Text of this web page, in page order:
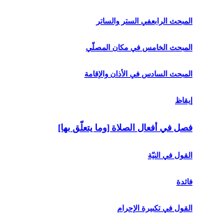
المبحث الرابع‏في الستر والساتر
المبحث الخامس ‏في مكان المصلّي‏
المبحث السادس‏ في الأذان والإقامة
إيقاظ
فصل في أفعال الصلاة [وما يتعلّق بها]
القول في النيّة
فائدة
القول في تكبيرة الإحرام‏